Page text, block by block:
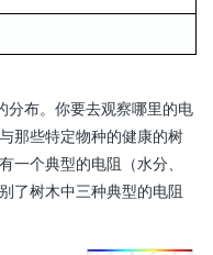
分布。你要去观察哪里的电
那些特定物种的健康的树
一个典型的电阻（水分、
了树木中三种典型的电阻